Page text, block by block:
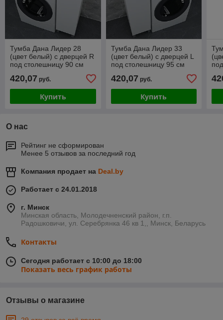
Тумба Дана Лидер 28
(цвет белый) с дверцей R
под столешницу 90 см
420,07 руб.
Купить
Тумба Дана Лидер 33
(цвет белый) с дверцей L
под столешницу 95 см
420,07 руб.
Купить
О нас
Рейтинг не сформирован
Менее 5 отзывов за последний год
Компания продает на Deal.by
Работает с 24.01.2018
г. Минск
Минская область, Молодечненский район, г.п.
Радошковичи, ул. Серебрянка 46 кв 1,, Минск, Беларусь
Контакты
Сегодня работает с 10:00 до 18:00
Показать весь график работы
Отзывы о магазине